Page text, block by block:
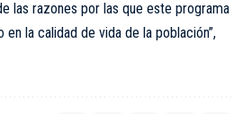
las razones por las que este programa
la calidad de vida de la población”,